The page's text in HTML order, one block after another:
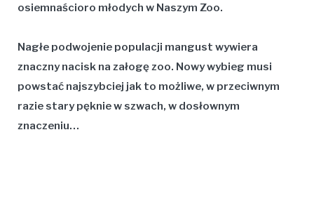
osiemnaścioro młodych w Naszym Zoo.
Nagłe podwojenie populacji mangust wywiera
znaczny nacisk na załogę zoo. Nowy wybieg musi
powstać najszybciej jak to możliwe, w przeciwnym
razie stary pęknie w szwach, w dosłownym
znaczeniu…